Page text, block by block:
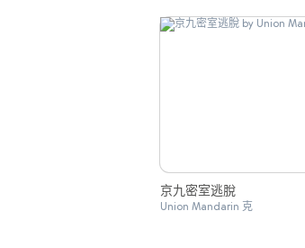
京九密室逃脫
Union Mandarin 克